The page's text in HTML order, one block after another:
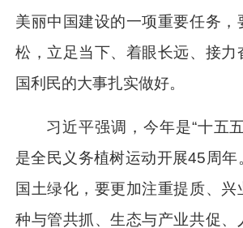
美丽中国建设的一项重要任务，
松，立足当下、着眼长远、接力
国利民的大事扎实做好。
习近平强调，今年是“十五
是全民义务植树运动开展45周年
国土绿化，要更加注重提质、兴
种与管共抓、生态与产业共促、